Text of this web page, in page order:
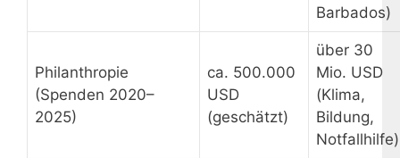
Barbados)
Philanthropie
(Spenden 2020–
2025)
ca. 500.000
USD
(geschätzt)
über 30
Mio. USD
(Klima,
Bildung,
Notfallhilfe)